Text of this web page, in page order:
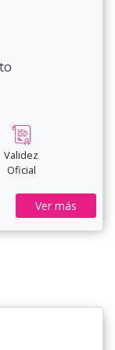
Validez
Oficial
Ver más